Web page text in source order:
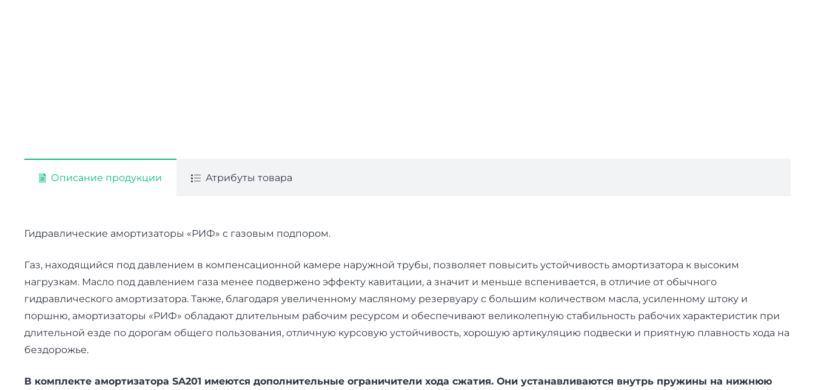
Описание продукции Атрибуты товара
Гидравлические амортизаторы «РИФ» с газовым подпором.
Газ, находящийся под давлением в компенсационной камере наружной трубы, позволяет повысить устойчивость амортизатора к высоким
нагрузкам. Масло под давлением газа менее подвержено эффекту кавитации, а значит и меньше вспенивается, в отличие от обычного
гидравлического амортизатора. Также, благодаря увеличенному масляному резервуару с большим количеством масла, усиленному штоку и
поршню, амортизаторы «РИФ» обладают длительным рабочим ресурсом и обеспечивают великолепную стабильность рабочих характеристик при
длительной езде по дорогам общего пользования, отличную курсовую устойчивость, хорошую артикуляцию подвески и приятную плавность хода на
бездорожье.
В комплекте амортизатора SA201 имеются дополнительные ограничители хода сжатия. Они устанавливаются внутрь пружины на нижнюю